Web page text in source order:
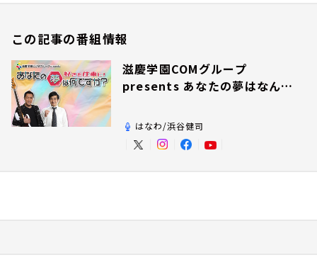
この記事の番組情報
滋慶学園COMグループ
presents あなたの夢はなんで
はなわ/浜谷健司